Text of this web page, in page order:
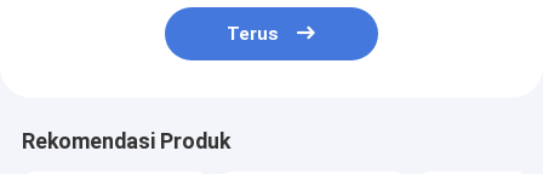
Terus
Rekomendasi Produk